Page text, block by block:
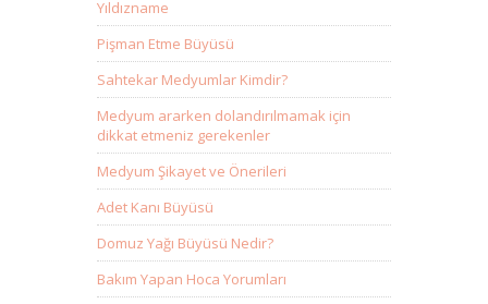
Yıldızname
Pişman Etme Büyüsü
Sahtekar Medyumlar Kimdir?
Medyum ararken dolandırılmamak için
dikkat etmeniz gerekenler
Medyum Şikayet ve Önerileri
Adet Kanı Büyüsü
Domuz Yağı Büyüsü Nedir?
Bakım Yapan Hoca Yorumları